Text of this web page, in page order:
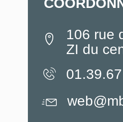
106 rue
ZI du